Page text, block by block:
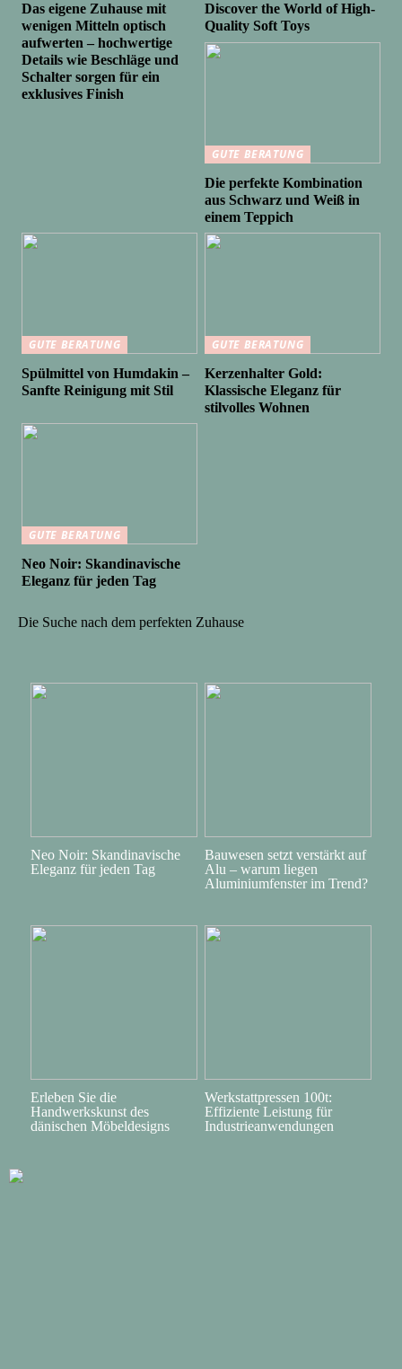
Das eigene Zuhause mit
wenigen Mitteln optisch
aufwerten – hochwertige
Details wie Beschläge und
Schalter sorgen für ein
exklusives Finish
Discover the World of High-
Quality Soft Toys
GUTE BERATUNG
Die perfekte Kombination
aus Schwarz und Weiß in
einem Teppich
GUTE BERATUNG
Spülmittel von Humdakin –
Sanfte Reinigung mit Stil
GUTE BERATUNG
Kerzenhalter Gold:
Klassische Eleganz für
stilvolles Wohnen
GUTE BERATUNG
Neo Noir: Skandinavische
Eleganz für jeden Tag
Die Suche nach dem perfekten Zuhause
Neo Noir: Skandinavische
Eleganz für jeden Tag
Bauwesen setzt verstärkt auf
Alu – warum liegen
Aluminiumfenster im Trend?
Erleben Sie die
Handwerkskunst des
dänischen Möbeldesigns
Werkstattpressen 100t:
Effiziente Leistung für
Industrieanwendungen